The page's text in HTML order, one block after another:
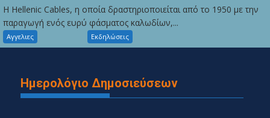
Η Hellenic Cables, η οποία δραστηριοποιείται από το 1950 με την
παραγωγή ενός ευρύ φάσματος καλωδίων,...
Αγγελιες Εκδηλώσεις
Ημερολόγιο Δημοσιεύσεων